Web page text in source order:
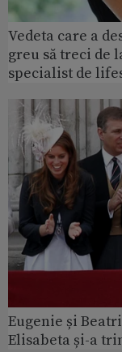
Vedeta care a
greu să treci de
specialist de
Eugenie și
Elisabeta și-a